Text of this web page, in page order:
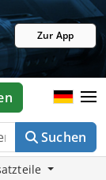
Zur App
Suchen